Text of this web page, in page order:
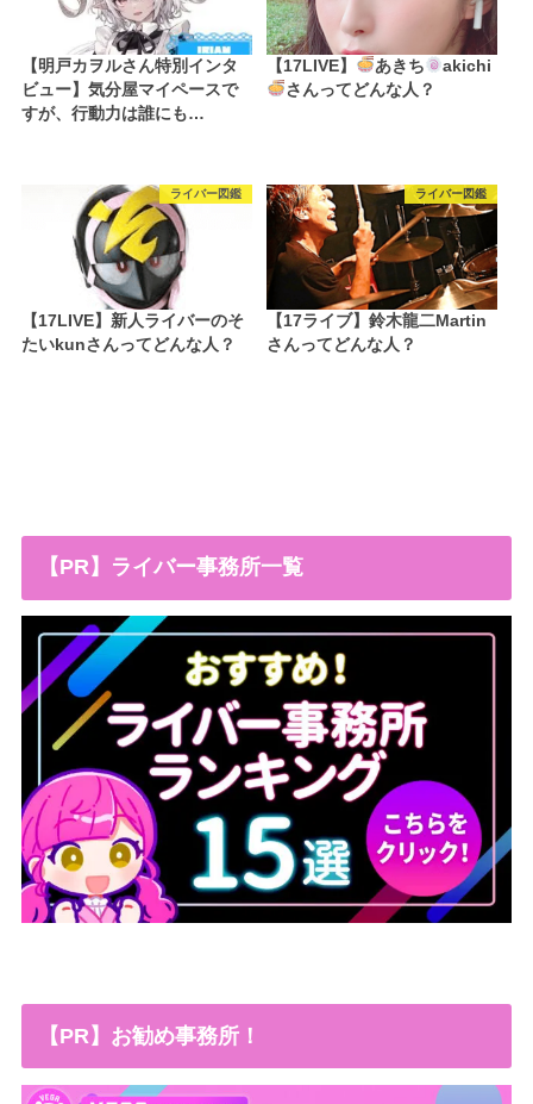
【明戸カヲルさん特別インタ
ビュー】気分屋マイペースで
すが、行動力は誰にも…
【17LIVE】 あきち
akichi
さんってどんな人？
ライバー図鑑
【17LIVE】新人ライバーのそ
たいkunさんってどんな人？
ライバー図鑑
【17ライブ】鈴木龍二Martin
さんってどんな人？
【PR】ライバー事務所一覧
【PR】お勧め事務所！